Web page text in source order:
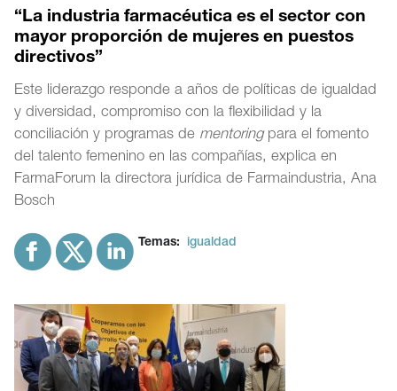
“La industria farmacéutica es el sector con
mayor proporción de mujeres en puestos
directivos”
Este liderazgo responde a años de políticas de igualdad
y diversidad, compromiso con la flexibilidad y la
conciliación y programas de mentoringpara el fomento
del talento femenino en las compañías, explica en
FarmaForum la directora jurídica de Farmaindustria, Ana
Bosch
Temas: igualdad